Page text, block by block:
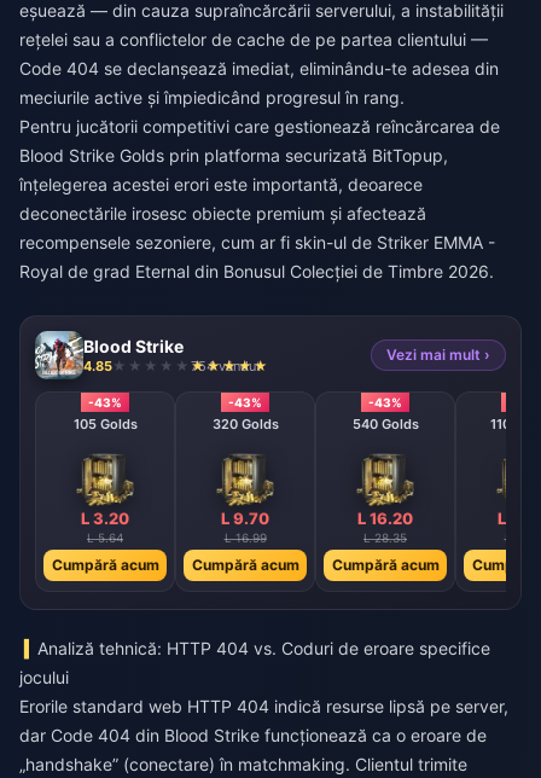
eșuează — din cauza supraîncărcării serverului, a instabilității
rețelei sau a conflictelor de cache de pe partea clientului —
Code 404 se declanșează imediat, eliminându-te adesea din
meciurile active și împiedicând progresul în rang.
Pentru jucătorii competitivi care gestionează reîncărcarea de
Blood Strike Golds prin platforma securizată BitTopup,
înțelegerea acestei erori este importantă, deoarece
deconectările irosesc obiecte premium și afectează
recompensele sezoniere, cum ar fi skin-ul de Striker EMMA -
Royal de grad Eternal din Bonusul Colecției de Timbre 2026.
Blood Strike
4.85 754 vândut
Vezi mai mult ›
-43%
105 Golds
L 3.20
L 5.64
Cumpără acum
-43%
320 Golds
L 9.70
L 16.99
Cumpără acum
-43%
540 Golds
L 16.20
L 28.35
Cumpără acum
1100
L
L
Cumpără
Analiză tehnică: HTTP 404 vs. Coduri de eroare specifice
jocului
Erorile standard web HTTP 404 indică resurse lipsă pe server,
dar Code 404 din Blood Strike funcționează ca o eroare de
„handshake” (conectare) în matchmaking. Clientul trimite